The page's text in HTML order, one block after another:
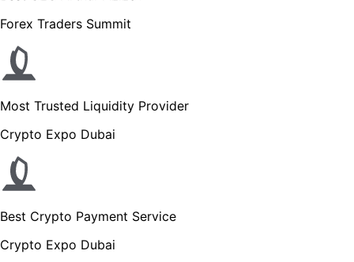
Forex Traders Summit
Most Trusted Liquidity Provider
Crypto Expo Dubai
Best Crypto Payment Service
Crypto Expo Dubai